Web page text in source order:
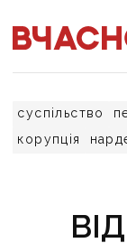
суспільство
корупція